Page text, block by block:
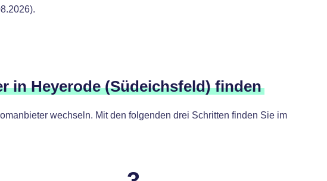
in Heyerode (Südeichsfeld) finden
wechseln. Mit den folgenden drei Schritten finden Sie im